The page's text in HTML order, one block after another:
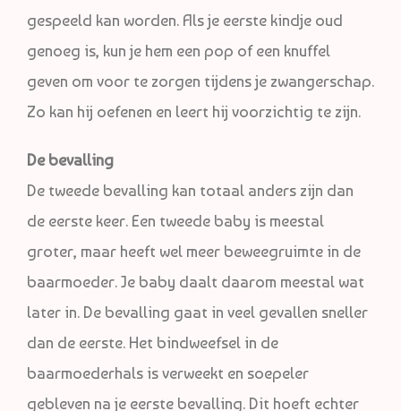
gespeeld kan worden. Als je eerste kindje oud
genoeg is, kun je hem een pop of een knuffel
geven om voor te zorgen tijdens je zwangerschap.
Zo kan hij oefenen en leert hij voorzichtig te zijn.
De bevalling
De tweede bevalling kan totaal anders zijn dan
de eerste keer. Een tweede baby is meestal
groter, maar heeft wel meer beweegruimte in de
baarmoeder. Je baby daalt daarom meestal wat
later in. De bevalling gaat in veel gevallen sneller
dan de eerste. Het bindweefsel in de
baarmoederhals is verweekt en soepeler
gebleven na je eerste bevalling. Dit hoeft echter